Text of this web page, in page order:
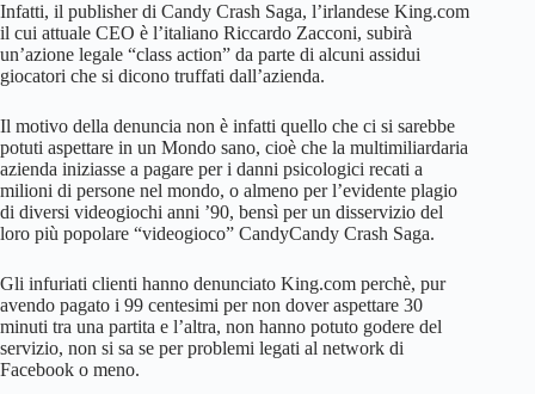
Infatti, il publisher di Candy Crash Saga, l’irlandese King.com
il cui attuale CEO è l’italiano Riccardo Zacconi, subirà
un’azione legale “class action” da parte di alcuni assidui
giocatori che si dicono truffati dall’azienda.
Il motivo della denuncia non è infatti quello che ci si sarebbe
potuti aspettare in un Mondo sano, cioè che la multimiliardaria
azienda iniziasse a pagare per i danni psicologici recati a
milioni di persone nel mondo, o almeno per l’evidente plagio
di diversi videogiochi anni ’90, bensì per un disservizio del
loro più popolare “videogioco” CandyCandy Crash Saga.
Gli infuriati clienti hanno denunciato King.com perchè, pur
avendo pagato i 99 centesimi per non dover aspettare 30
minuti tra una partita e l’altra, non hanno potuto godere del
servizio, non si sa se per problemi legati al network di
Facebook o meno.